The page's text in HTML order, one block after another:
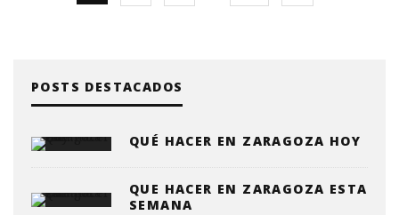
POSTS DESTACADOS
QUÉ HACER EN ZARAGOZA HOY
QUE HACER EN ZARAGOZA ESTA
SEMANA